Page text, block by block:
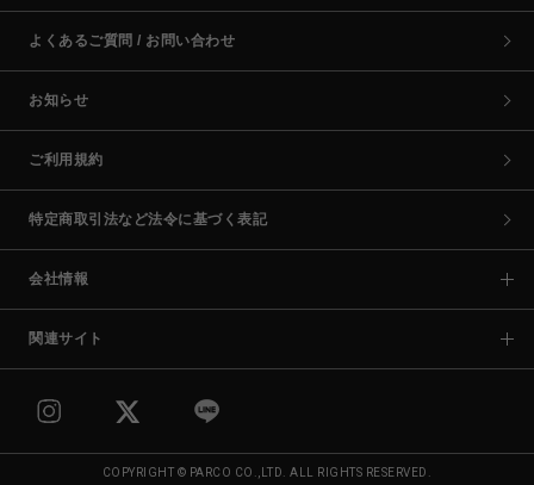
よくあるご質問 / お問い合わせ
お知らせ
ご利用規約
特定商取引法など法令に基づく表記
会社情報
関連サイト
COPYRIGHT © PARCO CO.,LTD. ALL RIGHTS RESERVED.